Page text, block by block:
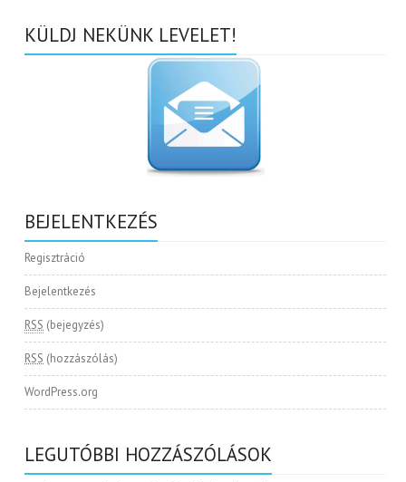
KÜLDJ NEKÜNK LEVELET!
BEJELENTKEZÉS
Regisztráció
Bejelentkezés
RSS (bejegyzés)
RSS (hozzászólás)
WordPress.org
LEGUTÓBBI HOZZÁSZÓLÁSOK